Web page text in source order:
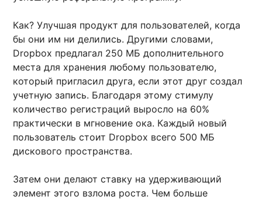
Как? Улучшая продукт для пользователей, когда
бы они им ни делились. Другими словами,
Dropbox предлагал 250 МБ дополнительного
места для хранения любому пользователю,
который пригласил друга, если этот друг создал
учетную запись. Благодаря этому стимулу
количество регистраций выросло на 60%
практически в мгновение ока. Каждый новый
пользователь стоит Dropbox всего 500 МБ
дискового пространства.
Затем они делают ставку на удерживающий
элемент этого взлома роста. Чем больше